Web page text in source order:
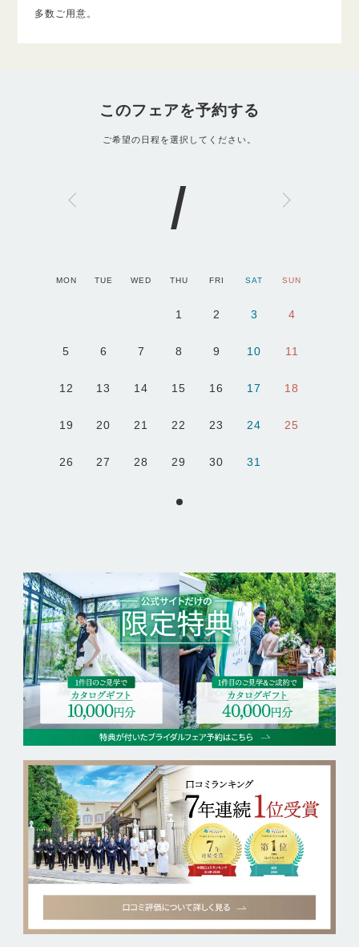
多数ご用意。
このフェアを予約する
ご希望の日程を選択してください。
1
MON TUE WED THU FRI SAT SUN
1 2 3 4
5 6 7 8 9 10 11
12 13 14 15 16 17 18
19 20 21 22 23 24 25
26 27 28 29 30 31